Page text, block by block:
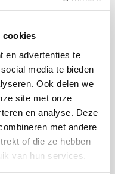
cookies
en advertenties te
media te bieden
Ook delen we
site met onze
en analyse. Deze
met andere
of die ze hebben
van hun services.
back-
en
en